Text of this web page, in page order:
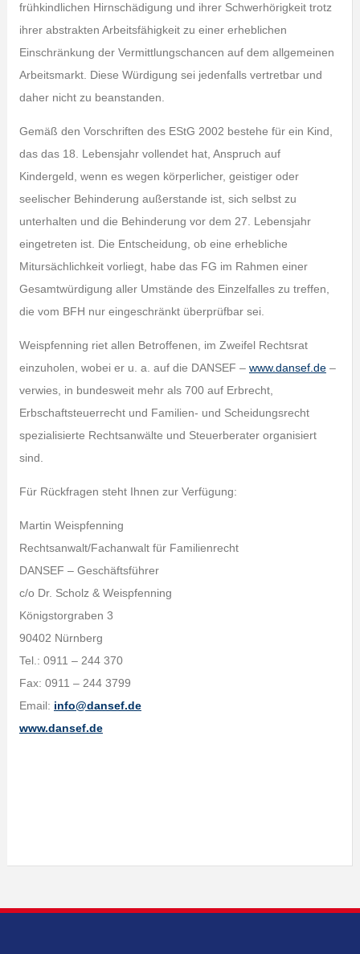
frühkindlichen Hirnschädigung und ihrer Schwerhörigkeit trotz
ihrer abstrakten Arbeitsfähigkeit zu einer erheblichen
Einschränkung der Vermittlungschancen auf dem allgemeinen
Arbeitsmarkt. Diese Würdigung sei jedenfalls vertretbar und
daher nicht zu beanstanden.
Gemäß den Vorschriften des EStG 2002 bestehe für ein Kind,
das das 18. Lebensjahr vollendet hat, Anspruch auf
Kindergeld, wenn es wegen körperlicher, geistiger oder
seelischer Behinderung außerstande ist, sich selbst zu
unterhalten und die Behinderung vor dem 27. Lebensjahr
eingetreten ist. Die Entscheidung, ob eine erhebliche
Mitursächlichkeit vorliegt, habe das FG im Rahmen einer
Gesamtwürdigung aller Umstände des Einzelfalles zu treffen,
die vom BFH nur eingeschränkt überprüfbar sei.
Weispfenning riet allen Betroffenen, im Zweifel Rechtsrat
einzuholen, wobei er u. a. auf die DANSEF – www.dansef.de–
verwies, in bundesweit mehr als 700 auf Erbrecht,
Erbschaftsteuerrecht und Familien- und Scheidungsrecht
spezialisierte Rechtsanwälte und Steuerberater organisiert
sind.
Für Rückfragen steht Ihnen zur Verfügung:
Martin Weispfenning
Rechtsanwalt/Fachanwalt für Familienrecht
DANSEF – Geschäftsführer
c/o Dr. Scholz & Weispfenning
Königstorgraben 3
90402 Nürnberg
Tel.: 0911 – 244 370
Fax: 0911 – 244 3799
Email: info@dansef.de
www.dansef.de